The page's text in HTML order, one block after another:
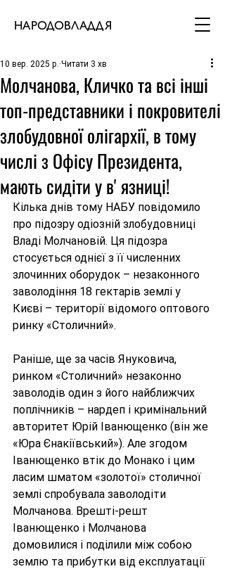
НАРОДОВЛАДДЯ
Молчанова, Кличко та всі інші
топ-представники і покровителі
злобудовної олігархії, в тому
числі з Офісу Президента,
мають сидіти у вʼязниці!
10 вер. 2025 р. Читати 3 хв
Кілька днів тому НАБУ повідомило
про підозру одіозній злобудовниці
Владі Молчановій. Ця підозра
стосується однієї з її численних
злочинних оборудок – незаконного
заволодіння 18 гектарів землі у
Києві – території відомого оптового
ринку «Столичний».
Раніше, ще за часів Януковича,
ринком «Столичний» незаконно
заволодів один з його найближчих
поплічників – нардеп і кримінальний
авторитет Юрій Іванющенко (він же
«Юра Єнакіївський»). Але згодом
Іванющенко втік до Монако і цим
ласим шматом «золотої» столичної
землі спробувала заволодіти
Молчанова. Врешті-решт
Іванющенко і Молчанова
домовилися і поділили між собою
землю та прибутки від експлуатації